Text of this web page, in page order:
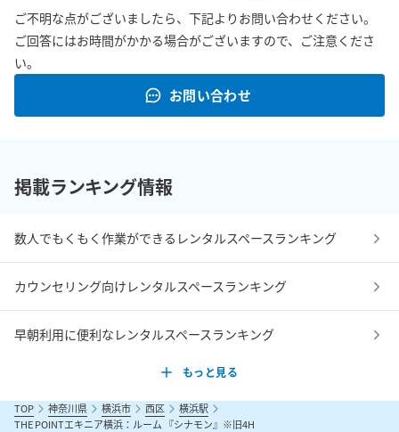
ご不明な点がございましたら、下記よりお問い合わせください。
ご回答にはお時間がかかる場合がございますので、ご注意くださ
い。
お問い合わせ
掲載ランキング情報
数人でもくもく作業ができるレンタルスペースランキング
カウンセリング向けレンタルスペースランキング
早朝利用に便利なレンタルスペースランキング
もっと見る
TOP 神奈川県 横浜市 西区
横浜駅
THE POINTエキニア横浜：ルーム 『シナモン』※旧4H